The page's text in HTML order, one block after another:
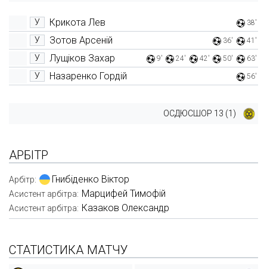
У Крикота Лев 38'
У Зотов Арсеній 36' 41'
У Лущіков Захар 9' 24' 42' 50' 63'
У Назаренко Гордій 56'
ОСДЮСШОР 13 (1)
АРБІТР
Арбітр: Гнибіденко Віктор
Асистент арбітра: Марцифей Тимофій
Асистент арбітра: Казаков Олександр
СТАТИСТИКА МАТЧУ